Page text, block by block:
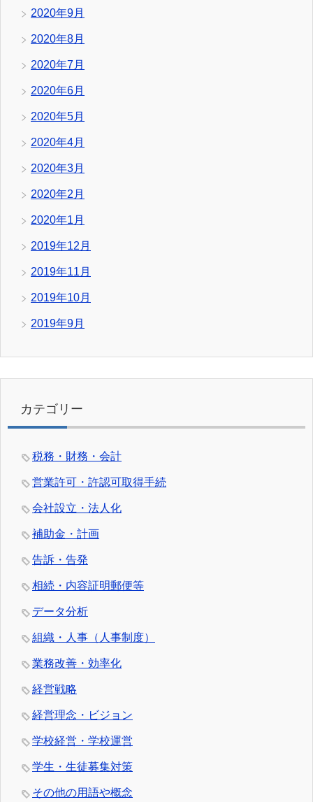
2020年9月
2020年8月
2020年7月
2020年6月
2020年5月
2020年4月
2020年3月
2020年2月
2020年1月
2019年12月
2019年11月
2019年10月
2019年9月
カテゴリー
税務・財務・会計
営業許可・許認可取得手続
会社設立・法人化
補助金・計画
告訴・告発
相続・内容証明郵便等
データ分析
組織・人事（人事制度）
業務改善・効率化
経営戦略
経営理念・ビジョン
学校経営・学校運営
学生・生徒募集対策
その他の用語や概念